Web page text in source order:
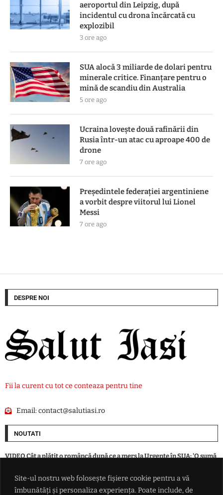
Site-ul nostru web folosește fișiere cookie pentru a vă
îmbunătăți și personaliza experiența. Poate include, de
aeroportul din Leipzig, după
incidentul cu drona încărcată cu
explozibil
3 ore ago
SUA alocă 3 miliarde de dolari pentru
minerale critice. Finanțare pentru o
mină de scandiu din Australia
5 ore ago
Ucraina lovește două rafinării din
Rusia într-un atac cu aproape 400 de
drone
7 ore ago
Președintele federației argentiniene
a vorbit despre viitorul lui Lionel
Messi
7 ore ago
DESPRE NOI
Fii la curent cu tot ce conteaza pentru tine
Email:contact@salutiasi.ro
NOUTATI
VIDEO Cât a plătit o româncă după ce a mers la Urgențe în SUA: 'O sumă
Rradar de securitate instalat la aeroportul din Leipzig, după incidentul